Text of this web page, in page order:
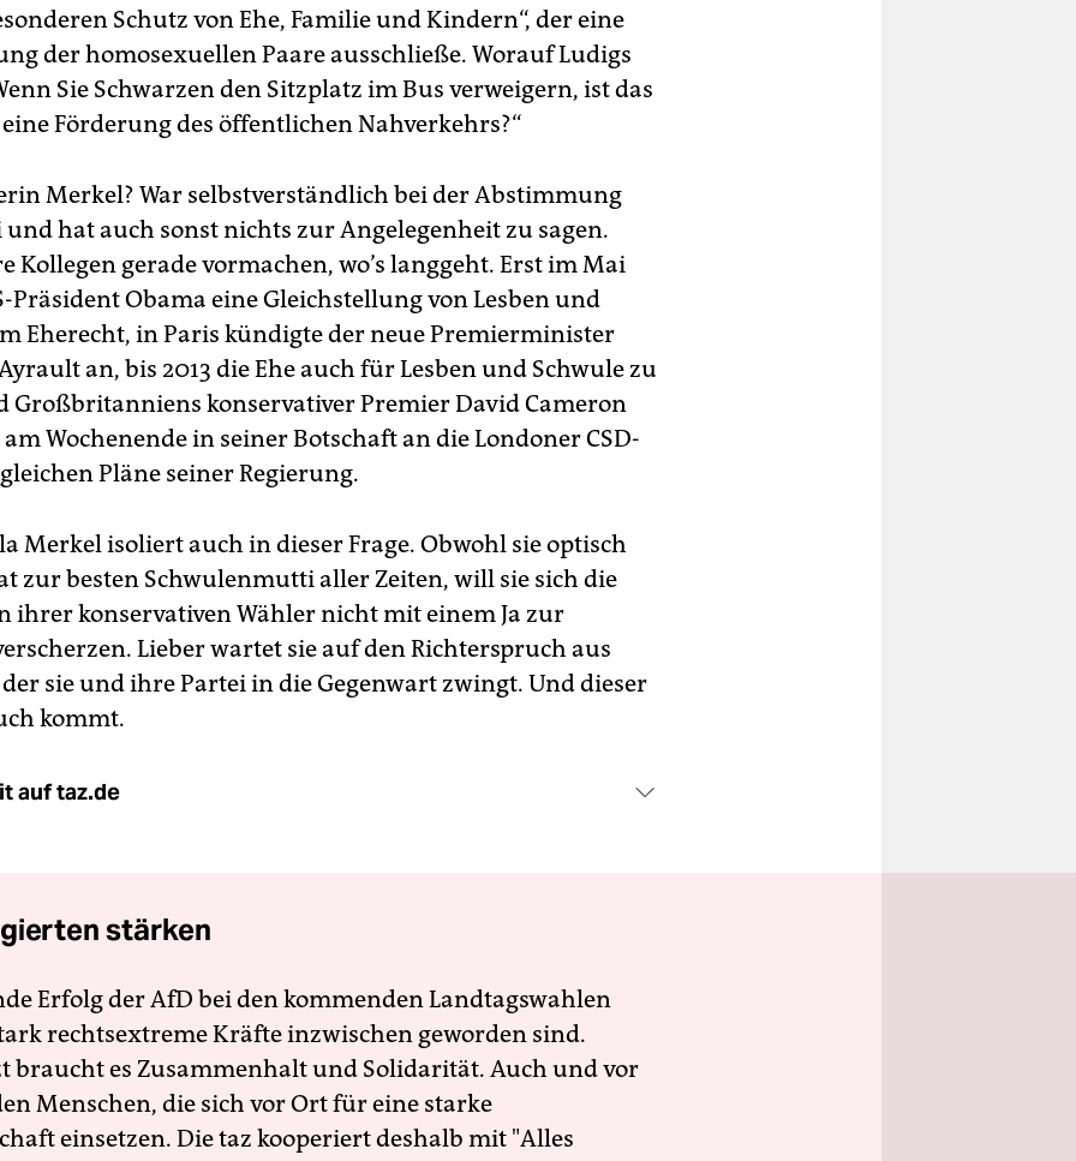
Schutz von Ehe, Familie und Kindern“, der eine
der homosexuellen Paare ausschließe. Worauf Ludigs
Sie Schwarzen den Sitzplatz im Bus verweigern, ist das
Förderung des öffentlichen Nahverkehrs?“
Merkel? War selbstverständlich bei der Abstimmung
hat auch sonst nichts zur Angelegenheit zu sagen.
Kollegen gerade vormachen, wo’s langgeht. Erst im Mai
Präsident Obama eine Gleichstellung von Lesben und
Eherecht, in Paris kündigte der neue Premierminister
an, bis 2013 die Ehe auch für Lesben und Schwule zu
Großbritanniens konservativer Premier David Cameron
Wochenende in seiner Botschaft an die Londoner CSD-
Pläne seiner Regierung.
Merkel isoliert auch in dieser Frage. Obwohl sie optisch
zur besten Schwulenmutti aller Zeiten, will sie sich die
ihrer konservativen Wähler nicht mit einem Ja zur
Lieber wartet sie auf den Richterspruch aus
sie und ihre Partei in die Gegenwart zwingt. Und dieser
kommt.
auf taz.de
stärken
Erfolg der AfD bei den kommenden Landtagswahlen
rechtsextreme Kräfte inzwischen geworden sind.
braucht es Zusammenhalt und Solidarität. Auch und vor
Menschen, die sich vor Ort für eine starke
einsetzen. Die taz kooperiert deshalb mit "Alles